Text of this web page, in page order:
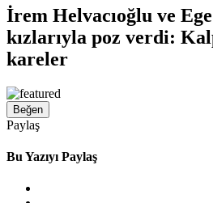
İrem Helvacıoğlu ve
kızlarıyla poz verdi:
kareler
Beğen
Paylaş
Bu Yazıyı Paylaş